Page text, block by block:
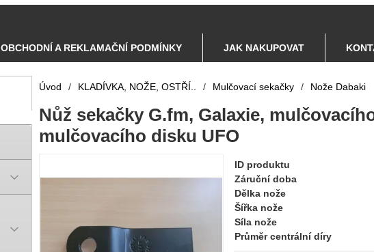
OBCHODNÍ A REKLAMAČNÍ PODMÍNKY JAK NAKUPOVAT
Úvod / KLADÍVKA, NOŽE, OSTŘÍ.. / Mulčovací sekačky / Nože Dabaki
Nůž sekačky G.fm, Galaxie,
mulčovacího disku UFO
ID produktu
Záruční doba
Dělka nože
Šířka nože
Síla nože
Průměr centrální díry